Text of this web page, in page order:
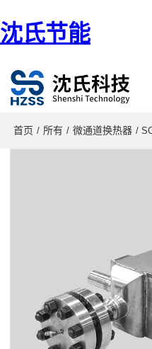
沈氏节能
首页 / 所有 / 微通道换热器 /